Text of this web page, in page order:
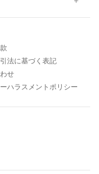
法に基づく表記
せ
ハラスメントポリシー